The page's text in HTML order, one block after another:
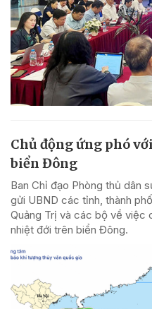
Chủ động ứng phó
biển Đông
Ban Chỉ đạo Phòng thủ dân
gửi UBND các tỉnh, thành
Quảng Trị và các bộ về việc
nhiệt đới trên biển Đông.